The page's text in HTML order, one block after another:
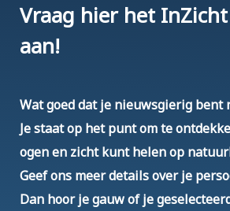
Vraag hier het
aan!
Wat goed dat je nieuwsgierig bent
Je staat op het punt om te
ogenen zicht kunt helen op
Geef ons meer details over je
Dan hoor je gauw of je